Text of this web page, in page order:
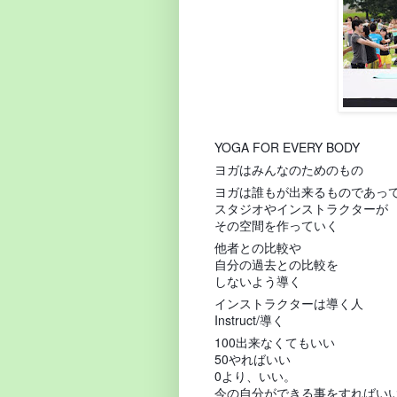
YOGA FOR EVERY BODY
ヨガはみんなのためのもの
ヨガは誰もが出来るものであっ
スタジオやインストラクターが
その空間を作っていく
他者との比較や
自分の過去との比較を
しないよう導く
インストラクターは導く人
Instruct/導く
100出来なくてもいい
50やればいい
0より、いい。
今の自分ができる事をすればい